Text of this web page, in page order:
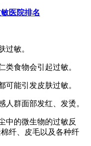
医院排名
过敏。
类食物会引起过敏。
可能引发皮肤过敏。
人群面部发红、发烫。
中的微生物的过敏反
纤、皮毛以及各种纤